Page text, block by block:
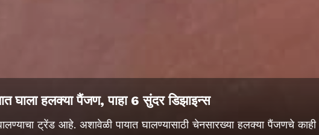
घाला हलक्या पैंजण, पाहा 6 सुंदर डिझाइन्स
ट्रेंड आहे. अशावेळी पायात घालण्यासाठी चेनसारख्या हलक्या पैंजणचे काही